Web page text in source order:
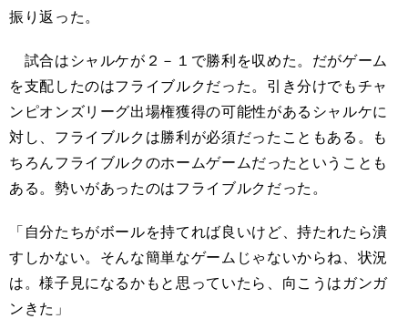
振り返った。
試合はシャルケが２－１で勝利を収めた。だがゲーム
を支配したのはフライブルクだった。引き分けでもチャ
ンピオンズリーグ出場権獲得の可能性があるシャルケに
対し、フライブルクは勝利が必須だったこともある。も
ちろんフライブルクのホームゲームだったということも
ある。勢いがあったのはフライブルクだった。
「自分たちがボールを持てれば良いけど、持たれたら潰
すしかない。そんな簡単なゲームじゃないからね、状況
は。様子見になるかもと思っていたら、向こうはガンガ
ンきた」